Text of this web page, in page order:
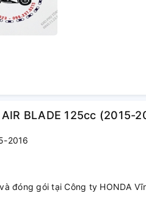
BLADE 125cc (2015-
2016
đóng gói tại Công ty HONDA